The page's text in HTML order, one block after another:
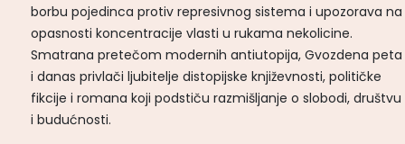
borbu pojedinca protiv represivnog sistema i upozorava na
opasnosti koncentracije vlasti u rukama nekolicine.
Smatrana pretečom modernih antiutopija, Gvozdena peta
i danas privlači ljubitelje distopijske književnosti, političke
fikcije i romana koji podstiču razmišljanje o slobodi, društvu
i budućnosti.